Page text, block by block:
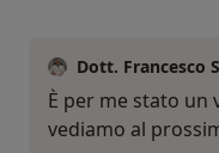
Dott. Francesco
È per me stato un
vediamo al